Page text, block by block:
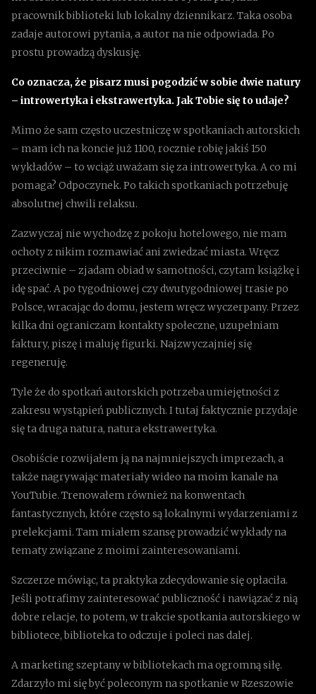
pracownik biblioteki lub lokalny dziennikarz. Taka osoba
zadaje autorowi pytania, a autor na nie odpowiada. Po
prostu prowadzą dyskusję.
Co oznacza, że pisarz musi pogodzić w sobie dwie natury
– introwertyka i ekstrawertyka. Jak Tobie się to udaje?
Mimo że sam często uczestniczę w spotkaniach autorskich
– mam ich na koncie już 1100, rocznie robię jakiś 150
wykładów – to wciąż uważam się za introwertyka. A co mi
pomaga? Odpoczynek. Po takich spotkaniach potrzebuję
absolutnej chwili relaksu.
Zazwyczaj nie wychodzę z pokoju hotelowego, nie mam
ochoty z nikim rozmawiać ani zwiedzać miasta. Wręcz
przeciwnie – zjadam obiad w samotności, czytam książkę i
idę spać. A po tygodniowej czy dwutygodniowej trasie po
Polsce, wracając do domu, jestem wręcz wyczerpany. Przez
kilka dni ograniczam kontakty społeczne, uzupełniam
faktury, piszę i maluję figurki. Najzwyczajniej się
regeneruję.
Tyle że do spotkań autorskich potrzeba umiejętności z
zakresu wystąpień publicznych. I tutaj faktycznie przydaje
się ta druga natura, natura ekstrawertyka.
Osobiście rozwijałem ją na najmniejszych imprezach, a
także nagrywając materiały wideo na moim kanale na
YouTubie. Trenowałem również na konwentach
fantastycznych, które często są lokalnymi wydarzeniami z
prelekcjami. Tam miałem szansę prowadzić wykłady na
tematy związane z moimi zainteresowaniami.
Szczerze mówiąc, ta praktyka zdecydowanie się opłaciła.
Jeśli potrafimy zainteresować publiczność i nawiązać z nią
dobre relacje, to potem, w trakcie spotkania autorskiego w
bibliotece, biblioteka to odczuje i poleci nas dalej.
A marketing szeptany w bibliotekach ma ogromną siłę.
Zdarzyło mi się być poleconym na spotkanie w Rzeszowie